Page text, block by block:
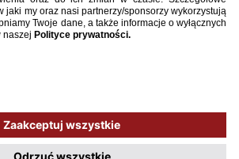
Siedlce)
Gdańsk)
Dordrecht)
aby ułatwić Ci korzystanie z naszego serwisu
Jeśli nie blokujesz tych plików, to zgadzasz